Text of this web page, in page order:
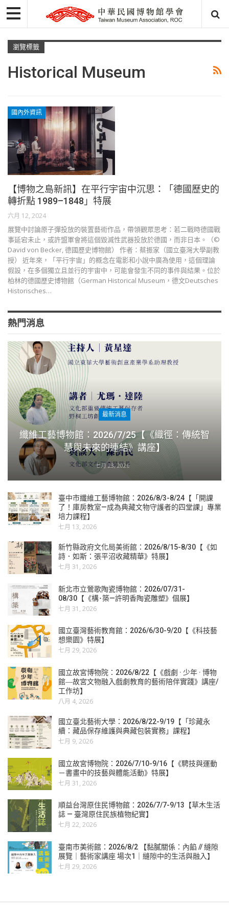
瀏覽標籤
Historical Museum
國內外資訊
【博物之島新訊】在平行宇宙中沉思：「德國歷史的
轉折點 1989–1848」特展
六月 12, 2024
展覽中討論原子彈投放的裝置藝術作品，帶領觀眾思考：若二戰時德國戰
事延宕未止，或許盟軍會將這個毀滅性武器投放於德國，而非日本。（©
David von Becker, 德國歷史博物館） 作者：蔡振家（國立臺灣大學副教
授） 近年來，「平行宇宙」的概念在電影和小說中廣為使用，這個理論
假設，在多個獨立且並行的宇宙中，可能會發生不同的事件與結果。位於
柏林的德國歷史博物館（German Historical Museum，德文Deutsches
Historisches…
熱門消息
最新消息
纖維工藝博物館：2026/7/25【《織徑：傳統智
慧與未來的連結》講座】
七月 23, 2026
臺中市纖維工藝博物館：2026/8/3-8/24【「開課
了！庫房教室—成為典藏文物守護者的四堂課」專業
培力課程】
七月 13, 2026
新竹縣政府文化局美術館：2026/8/15-8/30【《如
詩．如斯：張平沼收藏精華》特展】
七月 31, 2026
新北市立鶯歌陶瓷博物館：2026/07/31-
08/30【《構･築—許明香陶瓷雕塑》個展】
七月 31, 2026
國立臺灣藝術教育館：2026/6/30-9/20【《科技藝
想樂園》特展】
七月 29, 2026
國立故宮博物院：2026/8/22【《戲劇 · 少年 · 博物
館―故宮文物融入戲劇教育的藝術陪伴實踐》講座/
工作坊】
八月 4, 2026
國立臺北藝術大學：2026/8/22-9/19【「珍藏永
續：藏品保存維護與典藏包裝實務」課程】
七月 9, 2026
國立故宮博物院：2026/7/10-9/16【《騁技與運動
－書畫中的技藝與體能活動》特展】
七月 31, 2026
順益台灣原住民博物館：2026/7/7-9/13【草木生活
誌 — 臺灣原住民族植物紀實】
七月 22, 2026
臺南市美術館：2026/8/2 【黏膩關係：內餡 // 縫隙
展覽｜藝術家講座 場次1｜縫隙中的生活與融入】
七月 29, 2026